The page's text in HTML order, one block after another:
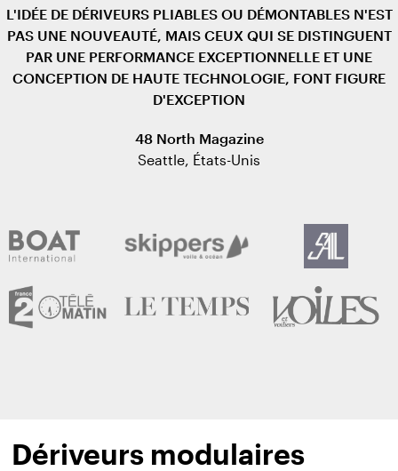
L'IDÉE DE DÉRIVEURS PLIABLES OU DÉMONTABLES N'EST
PAS UNE NOUVEAUTÉ, MAIS CEUX QUI SE DISTINGUENT
PAR UNE PERFORMANCE EXCEPTIONNELLE ET UNE
CONCEPTION DE HAUTE TECHNOLOGIE, FONT FIGURE
D'EXCEPTION
48 North Magazine
Seattle, États-Unis
Dériveurs modulaires